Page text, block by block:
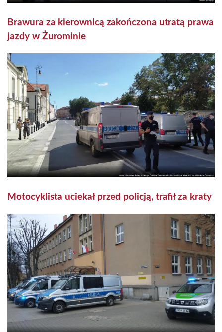
Brawura za kierownicą zakończona utratą prawa
jazdy w Żurominie
Motocyklista uciekał przed policją, trafił za kraty